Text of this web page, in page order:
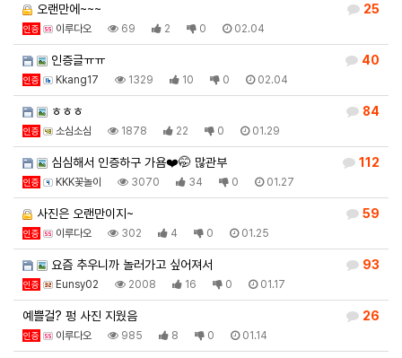
25
오랜만에~~~
인증 이루다오 69 2 0 02.04
40
인증글ㅠㅠ
인증 Kkang17 1329 10 0 02.04
84
ㅎㅎㅎ
인증 소심소심 1878 22 0 01.29
112
심심해서 인증하구 가욤❤️🤭 많관부
인증 KKK꽃놀이 3070 34 0 01.27
59
사진은 오랜만이지~
인증 이루다오 302 4 0 01.25
93
요즘 추우니까 놀러가고 싶어져서
인증 Eunsy02 2008 16 0 01.17
26
예쁠걸? 펑 사진 지웠음
인증 이루다오 985 8 0 01.14